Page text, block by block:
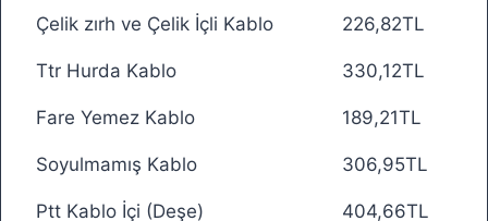
Çelik zırh ve Çelik İçli Kablo 226,82TL
Ttr Hurda Kablo 330,12TL
Fare Yemez Kablo 189,21TL
Soyulmamış Kablo 306,95TL
Ptt Kablo İçi (Deşe) 404,66TL